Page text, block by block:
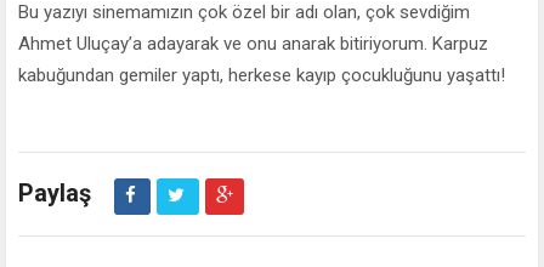
Bu yazıyı sinemamızın çok özel bir adı olan, çok sevdiğim
Ahmet Uluçay’a adayarak ve onu anarak bitiriyorum. Karpuz
kabuğundan gemiler yaptı, herkese kayıp çocukluğunu yaşattı!
Paylaş